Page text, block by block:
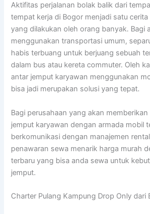
Aktifitas perjalanan bolak balik dari
tempat kerja di Bogor menjadi satu
yang dilakukan oleh orang banyak. Bagi
menggunakan transportasi umum,
habis terbuang untuk berjuang sebuah
dalam bus atau kereta commuter. Oleh
antar jemput karyawan menggunakan
bisa jadi merupakan solusi yang tepat.
Bagi perusahaan yang akan
jemput karyawan dengan armada mobil
berkomunikasi dengan manajemen
penawaran sewa menarik harga murah
terbaru yang bisa anda sewa untuk
jemput.
Charter Pulang Kampung Drop Only dari